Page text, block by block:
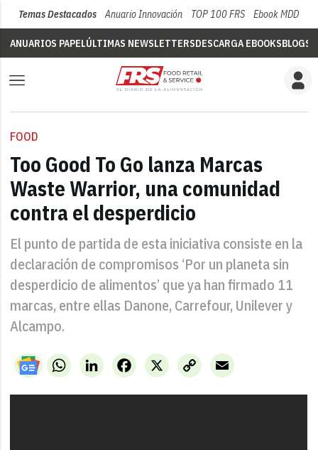
Temas Destacados Anuario Innovación TOP 100 FRS Ebook MDD
ANUARIOS PAPELÚLTIMAS NEWSLETTERSDESCARGA EBOOKSBLOGS
FOOD
Too Good To Go lanza Marcas
Waste Warrior, una comunidad
contra el desperdicio
El punto de partida de esta iniciativa consiste en la
declaración de compromisos ‘Por un planeta sin
desperdicio de alimentos’ que ya han firmado 11
marcas, entre ellas Danone, Carrefour, Unilever y
Alcampo.
WhatsAppLinkedIn X
Facebook
Copy
Link
Email